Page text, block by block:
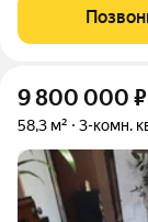
кв.м), спальни,
(16,5 кв.м), террасы
9 800 000 ₽
58,3 м² 3-комн.